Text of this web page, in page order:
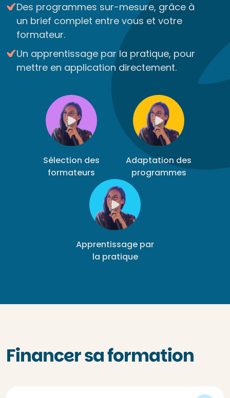
Des programmes sur-mesure, grâce à
un brief complet entre vous et votre
formateur.
Un apprentissage par la pratique, pour
mettre en application directement.
Sélection des
formateurs
Adaptation des
programmes
Apprentissage par
la pratique
Financer sa formation